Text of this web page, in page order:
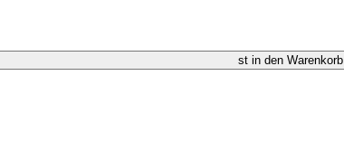
st in den Warenkorb